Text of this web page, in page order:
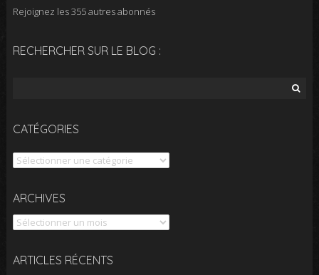
Rejoignez les 355 autres abonnés
RECHERCHER SUR LE BLOG :
CATÉGORIES
Catégories
ARCHIVES
Archives
ARTICLES RÉCENTS